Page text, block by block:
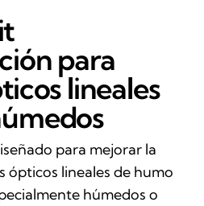
para
lineales
para mejorar la
ópticos lineales de humo
húmedos o